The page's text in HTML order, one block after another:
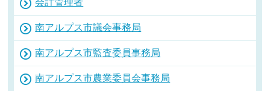
南アルプス市議会事務局
南アルプス市監査委員事務局
南アルプス市農業委員会事務局